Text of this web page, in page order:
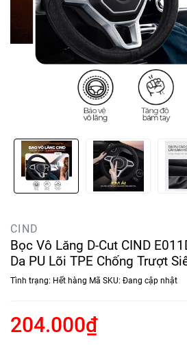
CIND
Bọc Vô Lăng D-Cut CIND
Da PU Lõi TPE Chống Trượt
Tình trạng: Hết hàng Mã SKU: Đang cập nhật
204.000₫